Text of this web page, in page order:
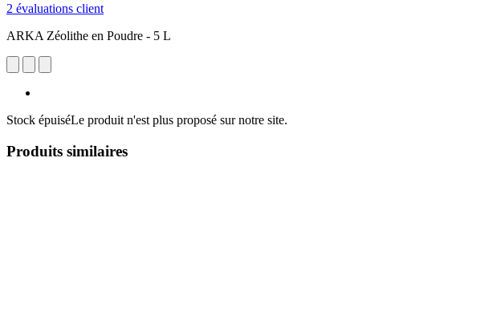
2 évaluations client
ARKA Zéolithe en Poudre - 5 L
Stock épuiséLe produit n'est plus proposé sur notre site.
Produits similaires